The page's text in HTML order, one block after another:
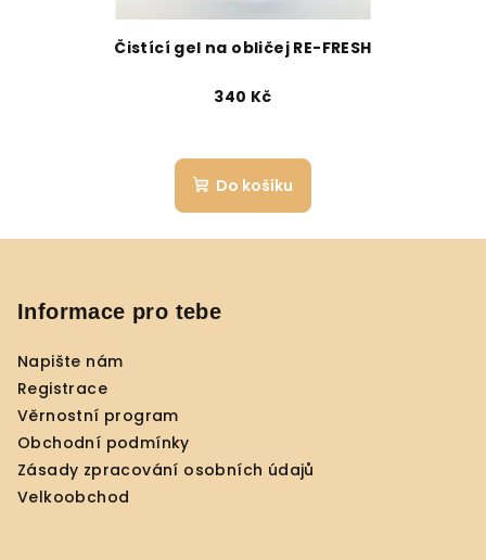
Čistící gel na obličej RE-FRESH
340 Kč
Do košíku
Informace pro tebe
Napište nám
Registrace
Věrnostní program
Obchodní podmínky
Zásady zpracování osobních údajů
Velkoobchod